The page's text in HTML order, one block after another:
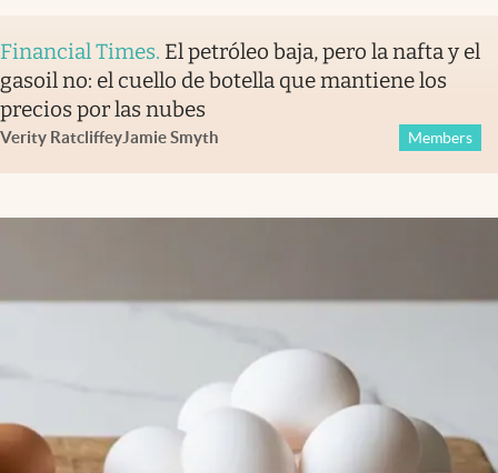
Financial Times. El petróleo baja, pero la nafta y el
gasoil no: el cuello de botella que mantiene los
precios por las nubes
Verity RatcliffeyJamie Smyth Members